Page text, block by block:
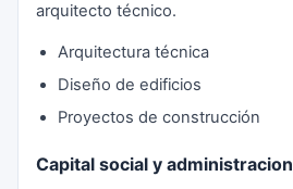
arquitecto técnico.
Arquitectura técnica
Diseño de edificios
Proyectos de construcción
Capital social y administracion